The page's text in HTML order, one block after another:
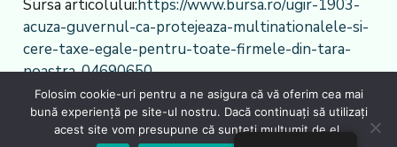
Sursa articolului:https://www.bursa.ro/ugir-1903-
acuza-guvernul-ca-protejeaza-multinationalele-si-
cere-taxe-egale-pentru-toate-firmele-din-tara-
noastra-04690650
Folosim cookie-uri pentru a ne asigura că vă oferim cea mai
bună experiență pe site-ul nostru. Dacă continuați să utilizați
acest site vom presupune că sunteți mulțumit de el.